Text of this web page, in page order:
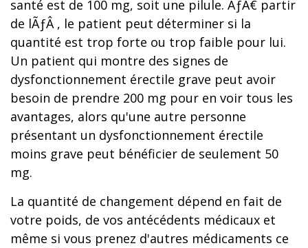
santé est de 100 mg, soit une pilule. ÃƒÂ€ partir
de lÃƒÂ , le patient peut déterminer si la
quantité est trop forte ou trop faible pour lui.
Un patient qui montre des signes de
dysfonctionnement érectile grave peut avoir
besoin de prendre 200 mg pour en voir tous les
avantages, alors qu'une autre personne
présentant un dysfonctionnement érectile
moins grave peut bénéficier de seulement 50
mg.
La quantité de changement dépend en fait de
votre poids, de vos antécédents médicaux et
même si vous prenez d'autres médicaments ce